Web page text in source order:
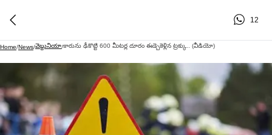
12
Home/News/వెబ్దునియా/కారును ఢీకొట్టి 600 మీటర్ల దూరం ఈడ్చెకెళ్లిన ట్రక్కు.. (వీడియో)